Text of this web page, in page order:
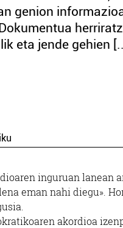
genion
eta jende gehien
inguruan lanean
eman nahi diegu».
akordioa